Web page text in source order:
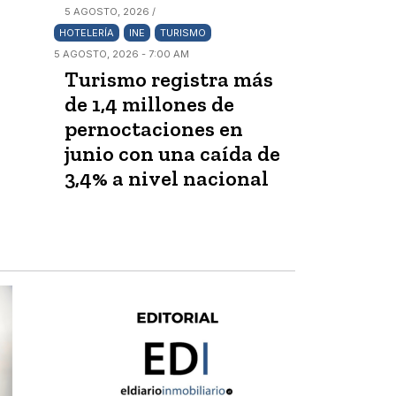
5 AGOSTO, 2026 /
HOTELERÍA
INE
TURISMO
5 AGOSTO, 2026 - 7:00 AM
Turismo registra más
de 1,4 millones de
pernoctaciones en
junio con una caída de
3,4% a nivel nacional